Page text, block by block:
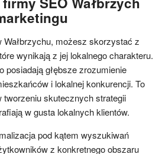
możesz skorzystać z
wynikają z jej lokalnego charakteru.
posiadają głębsze zrozumienie
i lokalnej konkurencji. To
tworzeniu skutecznych strategii
w gusta lokalnych klientów.
pod kątem wyszukiwań
z konkretnego obszaru